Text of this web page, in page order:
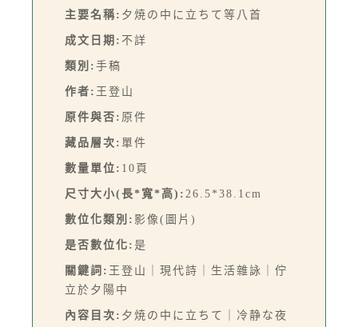
主要名稱: 夕焼の中に立ちて等八首
成文日期: 不詳
類別: 手稿
作者: 王登山
原件與否: 原件
藏品層次: 單件
數量單位: 10頁
尺寸大小(長*寬*高): 26.5*38.1cm
數位化類別: 影像(圖片)
是否數位化: 是
關鍵詞: 王登山｜現代詩｜生活雜詠｜佇
立於夕陽中
內容目次: 夕焼の中に立ちて｜冷静な夜